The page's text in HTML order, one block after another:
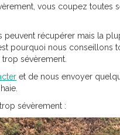
vous coupez toutes
peuvent récupérer mais la
pourquoi nous conseillons
sévèrement.
et de nous envoyer
sévèrement :